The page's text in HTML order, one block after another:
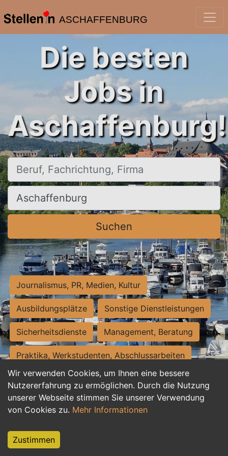
ASCHAFFENBURG
Wir verwenden Cookies, um Ihnen eine bessere
Nutzererfahrung zu ermöglichen. Durch die Nutzung
unserer Webseite stimmen Sie unserer Verwendung
von Cookies zu. Mehr Informationen
Zustimmen
Die besten
Jobs in
Aschaffenburg!
Beruf, Fachrichtung, Firma
Ort, Stadt
Suchen
Journalismus, PR, Medien, Kultur
Ausbildungsplätze Sonstige Dienstleistungen
Sicherheitsdienste Management, Beratung
Praktika, Werkstudenten, Abschlussarbeiten
Personalwesen Assistenz, Sekretariat
Hilfskräfte, Aushilfs- und Nebenjobs
Weiterbildung, Studium, duale Ausbildung